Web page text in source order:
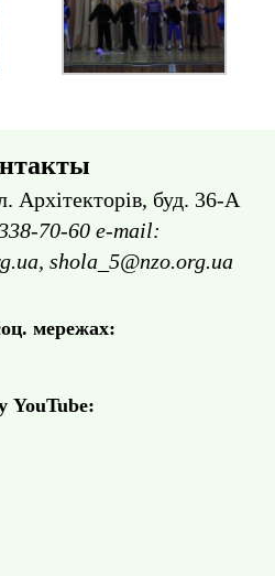
Архітекторів, буд. 36-А
70-60 e-mail:
shola_5@nzo.org.ua
мережах:
YouTube: